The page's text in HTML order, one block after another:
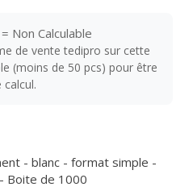
= Non Calculable
de vente tedipro sur cette
(moins de 50 pcs) pour être
- blanc - format simple -
Boite de 1000